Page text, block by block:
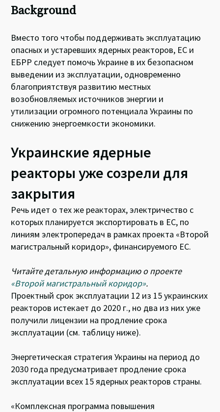
Background
Вместо того чтобы поддерживать эксплуатацию
опасных и устаревших ядерных реакторов, ЕС и
ЕБРР следует помочь Украине в их безопасном
выведении из эксплуатации, одновременно
благоприятствуя развитию местных
возобновляемых источников энергии и
утилизации огромного потенциала Украины по
снижению энергоемкости экономики.
Украинские ядерные
реакторы уже созрели для
закрытия
Речь идет о тех же реакторах, электричество с
которых планируется экспортировать в ЕС, по
линиям электропередач в рамках проекта «Второй
магистральный коридор», финансируемого ЕС.
Читайте детальную информацию о проекте
«Второй магистральный коридор».
Проектный срок эксплуатации 12 из 15 украинских
реакторов истекает до 2020 г., но два из них уже
получили лицензии на продление срока
эксплуатации (см. таблицу ниже).
Энергетическая стратегия Украины на период до
2030 года предусматривает продление срока
эксплуатации всех 15 ядерных реакторов страны.
«Комплексная программа повышения